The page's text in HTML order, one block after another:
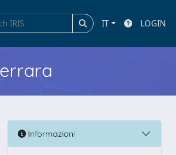
IT LOGIN
Informazioni